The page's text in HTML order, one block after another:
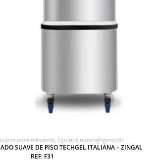
AGREGAR A COTIZACIÓN
para heladería, Equipos para refrigeración
SUAVE DE PISO TECHGEL ITALIANA – ZINGAL
REF: F31